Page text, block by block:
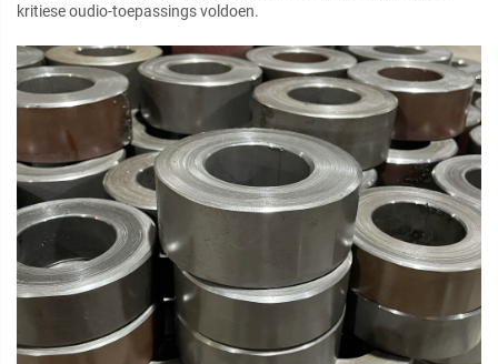
kritiese oudio-toepassings voldoen.